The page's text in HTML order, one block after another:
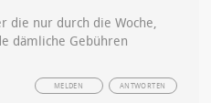
die nur durch die Woche,
dämliche Gebühren
ANTWORTEN
MELDEN